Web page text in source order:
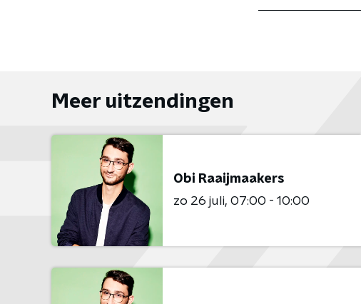
Meer uitzendingen
Obi Raaijmaakers
zo 26 juli 07:00 - 10:00